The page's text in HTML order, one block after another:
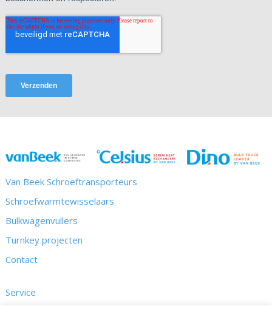
Van Beek Schroeftransporteurs
Schroefwarmtewisselaars
Bulkwagenvullers
Turnkey projecten
Contact
Service